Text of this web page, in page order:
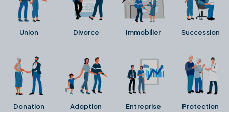
Union Divorce Immobilier Succession
Donation Adoption Entreprise Protection